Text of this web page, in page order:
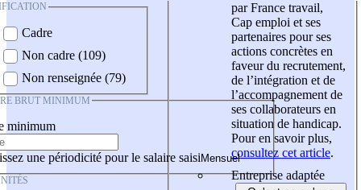
Cadre
Non cadre (109)
Non renseignée (79)
BRUT MINIMUM
minimum
une périodicité pour le salaire saisi
par France travail,
Cap emploi et ses
partenaires pour ses
actions concrètes en
faveur du recrutement,
de l’intégration et de
l’accompagnement de
ses collaborateurs en
situation de handicap.
Pour en savoir plus,
consultez cet article.
Entreprise adaptée